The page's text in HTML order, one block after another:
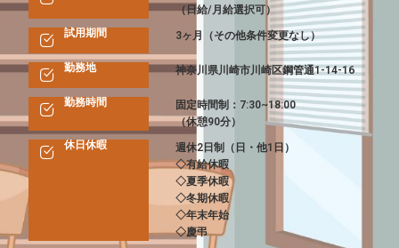
（日給/月給選択可）
試用期間
3ヶ月（その他条件変更なし）
勤務地 神奈川県川崎市川崎区鋼管通1-14-16
勤務時間
固定時間制：7:30~18:00
（休憩90分）
休日休暇
週休2日制（日・他1日）
◇有給休暇
◇夏季休暇
◇冬期休暇
◇年末年始
◇慶弔